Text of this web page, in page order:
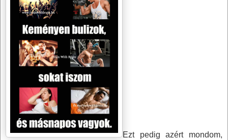
Ezt pedig azért mondom,